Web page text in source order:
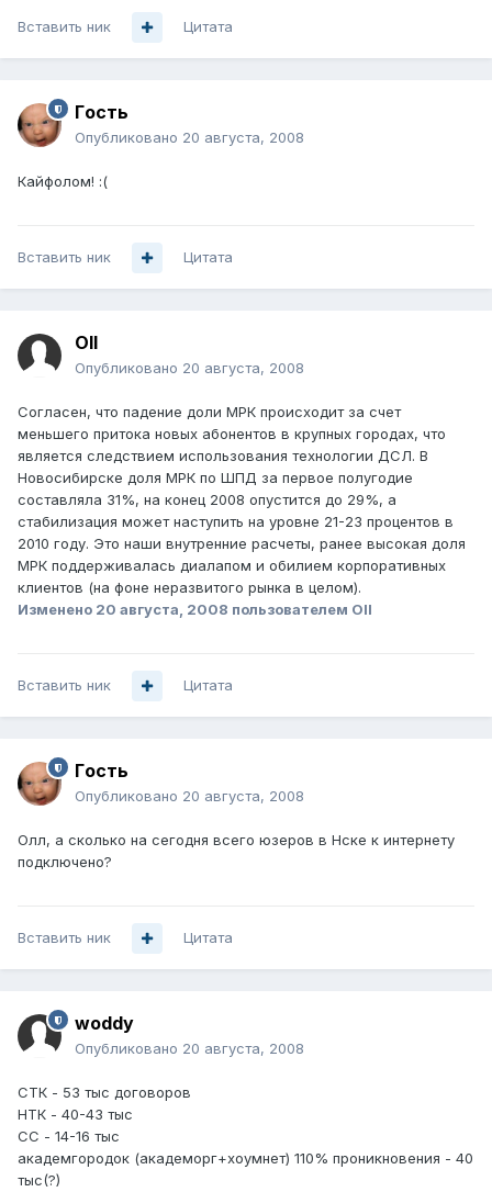
Вставить ник Цитата
Гoсть
Опубликовано 20 августа, 2008
Кайфолом! :(
Вставить ник Цитата
Oll
Опубликовано 20 августа, 2008
Согласен, что падение доли МРК происходит за счет
меньшего притока новых абонентов в крупных городах, что
является следствием использования технологии ДСЛ. В
Новосибирске доля МРК по ШПД за первое полугодие
составляла 31%, на конец 2008 опустится до 29%, а
стабилизация может наступить на уровне 21-23 процентов в
2010 году. Это наши внутренние расчеты, ранее высокая доля
МРК поддерживалась диалапом и обилием корпоративных
клиентов (на фоне неразвитого рынка в целом).
Изменено 20 августа, 2008 пользователем Oll
Вставить ник Цитата
Гoсть
Опубликовано 20 августа, 2008
Олл, а сколько на сегодня всего юзеров в Нске к интернету
подключено?
Вставить ник Цитата
woddy
Опубликовано 20 августа, 2008
СТК - 53 тыс договоров
НТК - 40-43 тыс
СС - 14-16 тыс
академгородок (академорг+хоумнет) 110% проникновения - 40
тыс(?)